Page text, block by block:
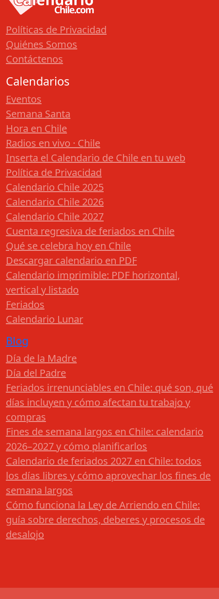
Políticas de Privacidad
Quiénes Somos
Contáctenos
Calendarios
Eventos
Semana Santa
Hora en Chile
Radios en vivo · Chile
Inserta el Calendario de Chile en tu web
Política de Privacidad
Calendario Chile 2025
Calendario Chile 2026
Calendario Chile 2027
Cuenta regresiva de feriados en Chile
Qué se celebra hoy en Chile
Descargar calendario en PDF
Calendario imprimible: PDF horizontal,
vertical y listado
Feriados
Calendario Lunar
Blog
Día de la Madre
Día del Padre
Feriados irrenunciables en Chile: qué son, qué
días incluyen y cómo afectan tu trabajo y
compras
Fines de semana largos en Chile: calendario
2026–2027 y cómo planificarlos
Calendario de feriados 2027 en Chile: todos
los días libres y cómo aprovechar los fines de
semana largos
Cómo funciona la Ley de Arriendo en Chile:
guía sobre derechos, deberes y procesos de
desalojo